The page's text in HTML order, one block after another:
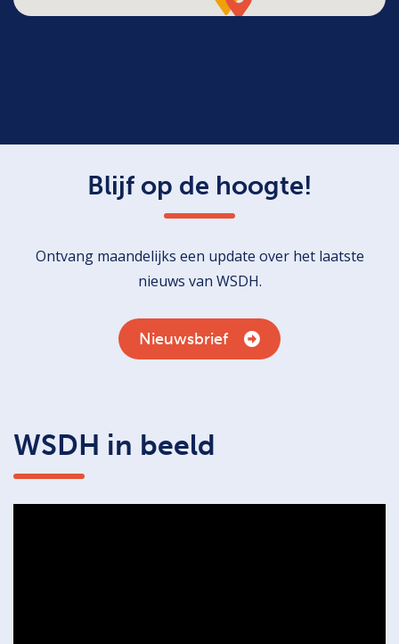
Blijf op de hoogte!
Ontvang maandelijks een update over het laatste
nieuws van WSDH.
Nieuwsbrief
WSDH in beeld